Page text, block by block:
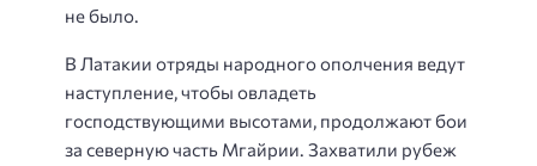
не было.
В Латакии отряды народного ополчения ведут
наступление, чтобы овладеть
господствующими высотами, продолжают бои
за северную часть Мгайрии. Захватили рубеж